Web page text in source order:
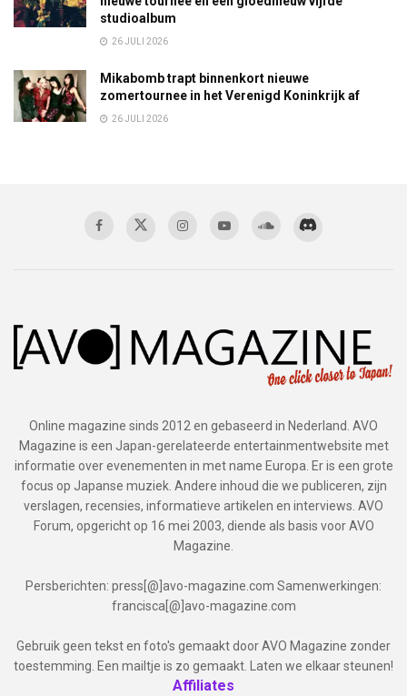
studioalbum
26 JULI 2026
Mikabomb trapt binnenkort nieuwe
zomertournee in het Verenigd Koninkrijk af
26 JULI 2026
Online magazine sinds 2012 en gebaseerd in Nederland. AVO
Magazine is een Japan-gerelateerde entertainmentwebsite met
informatie over evenementen in met name Europa. Er is een grote
focus op Japanse muziek. Andere inhoud die we publiceren, zijn
verslagen, recensies, informatieve artikelen en interviews. AVO
Forum, opgericht op 16 mei 2003, diende als basis voor AVO
Magazine.
Persberichten: press[@]avo-magazine.com Samenwerkingen:
francisca[@]avo-magazine.com
Gebruik geen tekst en foto's gemaakt door AVO Magazine zonder
toestemming. Een mailtje is zo gemaakt. Laten we elkaar steunen!
Affiliates